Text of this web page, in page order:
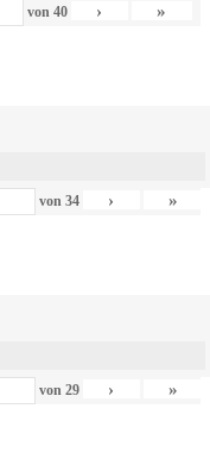
von 40 › »
von 34 › »
von 29 › »